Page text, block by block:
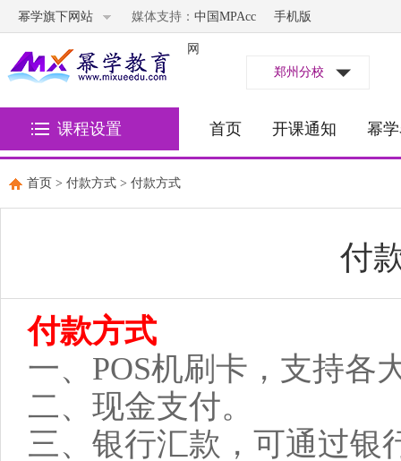
幂学旗下网站 媒体支持： 中国MPAcc
网
手机版
郑州分校
课程设置 首页 开课通知 幂
首页 > 付款方式 > 付款方式
付
付款方式
一、POS机刷卡，支持各
二、现金支付。
三、银行汇款，可通过银